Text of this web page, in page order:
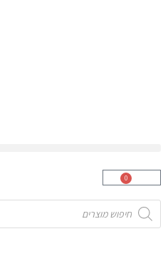
0
עגלת
Products
search